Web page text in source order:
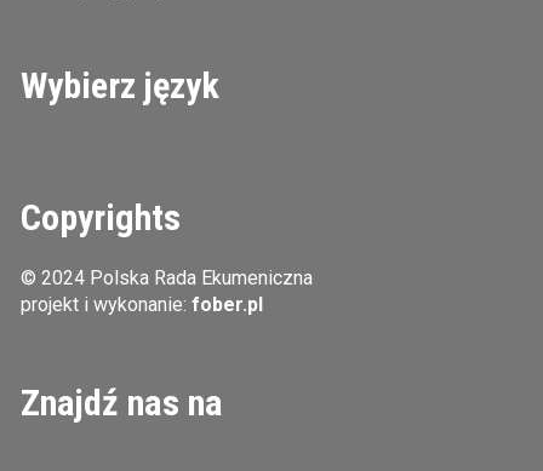
Wybierz język
Copyrights
© 2024 Polska Rada Ekumeniczna
projekt i wykonanie: fober.pl
Znajdź nas na